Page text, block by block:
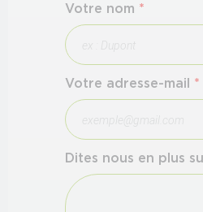
Votre nom *
Votre adresse-mail *
Dites nous en plus